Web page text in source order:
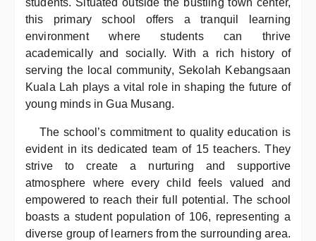
students. Situated outside the bustling town center,
this primary school offers a tranquil learning
environment where students can thrive
academically and socially. With a rich history of
serving the local community, Sekolah Kebangsaan
Kuala Lah plays a vital role in shaping the future of
young minds in Gua Musang.
The school’s commitment to quality education is
evident in its dedicated team of 15 teachers. They
strive to create a nurturing and supportive
atmosphere where every child feels valued and
empowered to reach their full potential. The school
boasts a student population of 106, representing a
diverse group of learners from the surrounding area.